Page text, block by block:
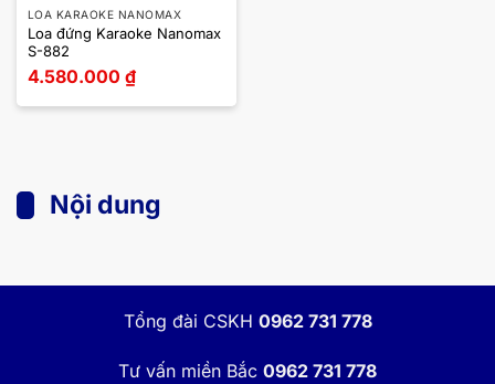
LOA KARAOKE NANOMAX
Loa đứng Karaoke Nanomax
S-882
4.580.000 ₫
Nội dung
Tổng đài CSKH 0962 731 778
Tư vấn miền Bắc 0962 731 778